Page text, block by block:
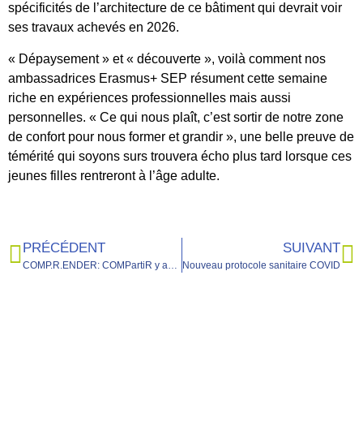
spécificités de l’architecture de ce bâtiment qui devrait voir
ses travaux achevés en 2026.
« Dépaysement » et « découverte », voilà comment nos
ambassadrices Erasmus+ SEP résument cette semaine
riche en expériences professionnelles mais aussi
personnelles. « Ce qui nous plaît, c’est sortir de notre zone
de confort pour nous former et grandir », une belle preuve de
témérité qui soyons surs trouvera écho plus tard lorsque ces
jeunes filles rentreront à l’âge adulte.
PRÉCÉDENT
COMP.R.ENDER: COMPartiR y aTENDER: formarse hoy para la Europa del futuro
SUIVANT
Nouveau protocole sanitaire COVID